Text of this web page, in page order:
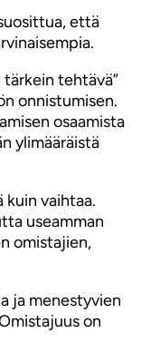
että
tehtävä”
onnistumisen.
osaamista
ylimääräistä
kuin vaihtaa.
useamman
omistajien,
ja menestyvien
on